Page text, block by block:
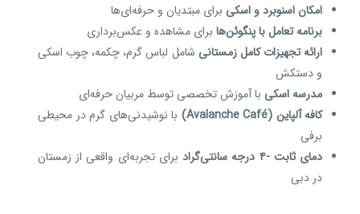
امکان اسنوبرد و اسکی برای مبتدیان و حرفه‌ای‌ها
برنامه تعامل با پنگوئن‌ها برای مشاهده و عکس‌برداری
ارائه تجهیزات کامل زمستانی شامل لباس گرم، چکمه، چوب اسکی
و دستکش
مدرسه اسکی با آموزش تخصصی توسط مربیان حرفه‌ای
کافه آلپاین (Avalanche Café)
با نوشیدنی‌های گرم در محیطی
برفی
دمای ثابت -۴ درجه سانتی‌گراد
برای تجربه‌ای واقعی از زمستان
در دبی